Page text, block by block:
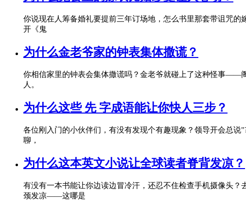
你说现在人筹备婚礼要提前三年订场地，怎么书里那套带诅咒
开《鬼
为什么金老爷家的钟表集体撒谎？
你相信家里的钟表会集体撒谎吗？金老爷就碰上了这种怪事——
人。
为什么这些 先 字成语能让你快人三步？
各位刚入门的小伙伴们，有没有发现个有趣现象？领导开会总
聊，
为什么这本英文小说让全球读者脊背发凉？
有没有一本书能让你边读边冒冷汗，还忍不住检查手机摄像头
颈发凉——这哪是